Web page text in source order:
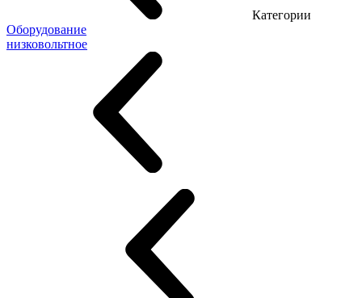
Категории
Оборудование
низковольтное